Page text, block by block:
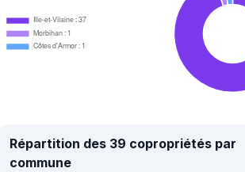
Ille-et-Vilaine : 37
Morbihan : 1
Côtes d'Armor : 1
Répartition des 39 copropriétés par
commune